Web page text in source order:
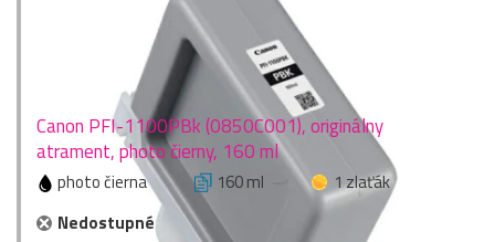
Canon PFI-1100PBk (0850C001), originálny
atrament, photo čierny, 160 ml
photo čierna 160 ml
1 zlaťák
Nedostupné